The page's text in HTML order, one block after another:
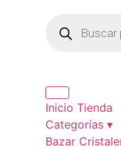
Inicio Tienda
Categorías ▾
Bazar